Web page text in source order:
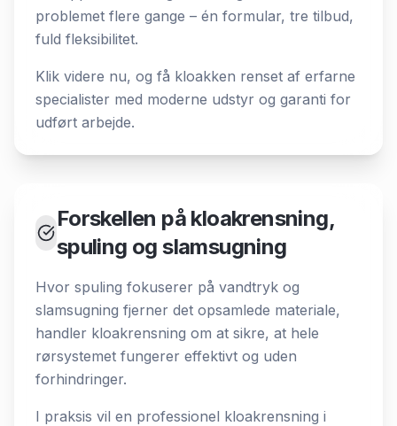
problemet flere gange – én formular, tre tilbud,
fuld fleksibilitet.
Klik videre nu, og få kloakken renset af erfarne
specialister med moderne udstyr og garanti for
udført arbejde.
Forskellen på kloakrensning,
spuling og slamsugning
Hvor spuling fokuserer på vandtryk og
slamsugning fjerner det opsamlede materiale,
handler kloakrensning om at sikre, at hele
rørsystemet fungerer effektivt og uden
forhindringer.
I praksis vil en professionel kloakrensning i